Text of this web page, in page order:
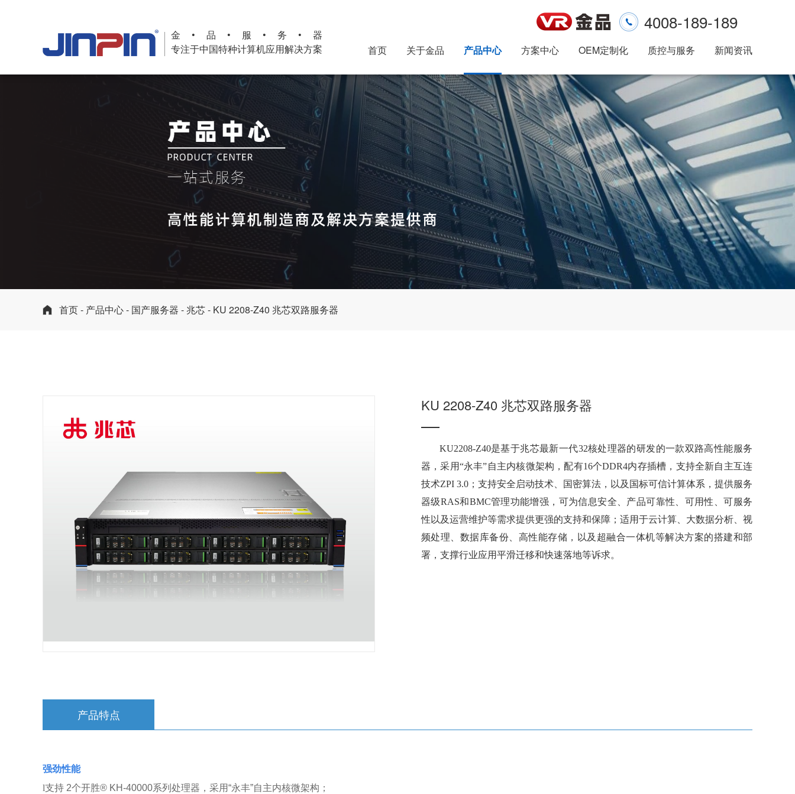
金•品•服•务•器
专注于中国特种计算机应用解决方案
4008-189-189
首页 关于金品 产品中心 方案中心 OEM定制化 质控与服务 新闻资讯
首页- 产品中心- 国产服务器 -兆芯- KU 2208-Z40 兆芯双路服务器
KU 2208-Z40 兆芯双路服务器
KU2208-Z40是基于兆芯最新一代32核处理器的研发的一款双路高性能服务
器，采用“永丰”自主内核微架构，配有16个DDR4内存插槽，支持全新自主互连
技术ZPI 3.0；支持安全启动技术、国密算法，以及国标可信计算体系，提供服务
器级RAS和BMC管理功能增强，可为信息安全、产品可靠性、可用性、可服务
性以及运营维护等需求提供更强的支持和保障；适用于云计算、大数据分析、视
频处理、数据库备份、高性能存储，以及超融合一体机等解决方案的搭建和部
署，支撑行业应用平滑迁移和快速落地等诉求。
产品特点
强劲性能
l支持 2个开胜® KH-40000系列处理器，采用“永丰”自主内核微架构；